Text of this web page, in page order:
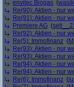
envitec Biogas (
Re(90): Aktien - nur
Re(91): Aktien - nur
Premiere AG (
Re(92): Aktien - nur
Re(5): Immofinanz (
Re(93): Aktien - nur
Re(93): Aktien - nur
Re(94): Aktien - nur
Re(94): Aktien - nur
Re(6): Immofinanz (